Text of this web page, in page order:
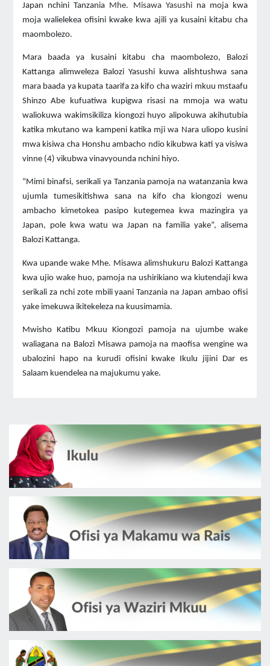
Japan nchini Tanzania Mhe. Misawa Yasushina moja kwa
moja walielekea ofisini kwake kwa ajili ya kusaini kitabu cha
maombolezo.
Mara baada ya kusaini kitabu cha maombolezo, Balozi
Kattanga alimweleza Balozi Yasushi kuwa alishtushwa sana
mara baada ya kupata taarifa za kifo cha waziri mkuu mstaafu
Shinzo Abe kufuatiwa kupigwa risasi na mmoja wa watu
waliokuwa wakimsikiliza kiongozi huyo alipokuwa akihutubia
katika mkutano wa kampeni katika mji wa Nara uliopo kusini
mwa kisiwa cha Honshu ambacho ndio kikubwa kati ya visiwa
vinne (4) vikubwa vinavyounda nchini hiyo.
“Mimi binafsi, serikali ya Tanzania pamoja na watanzania kwa
ujumla tumesikitishwa sana na kifo cha kiongozi wenu
ambacho kimetokea pasipo kutegemea kwa mazingira ya
Japan, pole kwa watu wa Japan na familia yake”, alisema
Balozi Kattanga.
Kwa upande wake Mhe. Misawa alimshukuru Balozi Kattanga
kwa ujio wake huo, pamoja na ushirikiano wa kiutendaji kwa
serikali za nchi zote mbili yaani Tanzania na Japan ambao ofisi
yake imekuwa ikitekeleza na kuusimamia.
Mwisho Katibu Mkuu Kiongozi pamoja na ujumbe wake
waliagana na Balozi Misawa pamoja na maofisa wengine wa
ubalozini hapo na kurudi ofisini kwake Ikulu jijini Dar es
Salaam kuendelea na majukumu yake.